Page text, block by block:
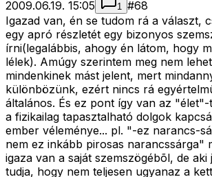
2009.06.19. 15:05 1 #68
Igazad van, én se tudom rá a választ,
egy apró részletét egy bizonyos
írni(legalábbis, ahogy én látom, hogy
lélek). Amúgy szerintem meg nem
mindenkinek mást jelent, mert
különbözünk, ezért nincs rá
általános. És ez pont így van az
a fizikailag tapasztalható dolgok
ember véleménye... pl. "-ez narancs-
nem ez inkább pirosas narancssárga"
igaza van a saját szemszögébõl, de
tudja, hogy nem teljesen ugyanaz a